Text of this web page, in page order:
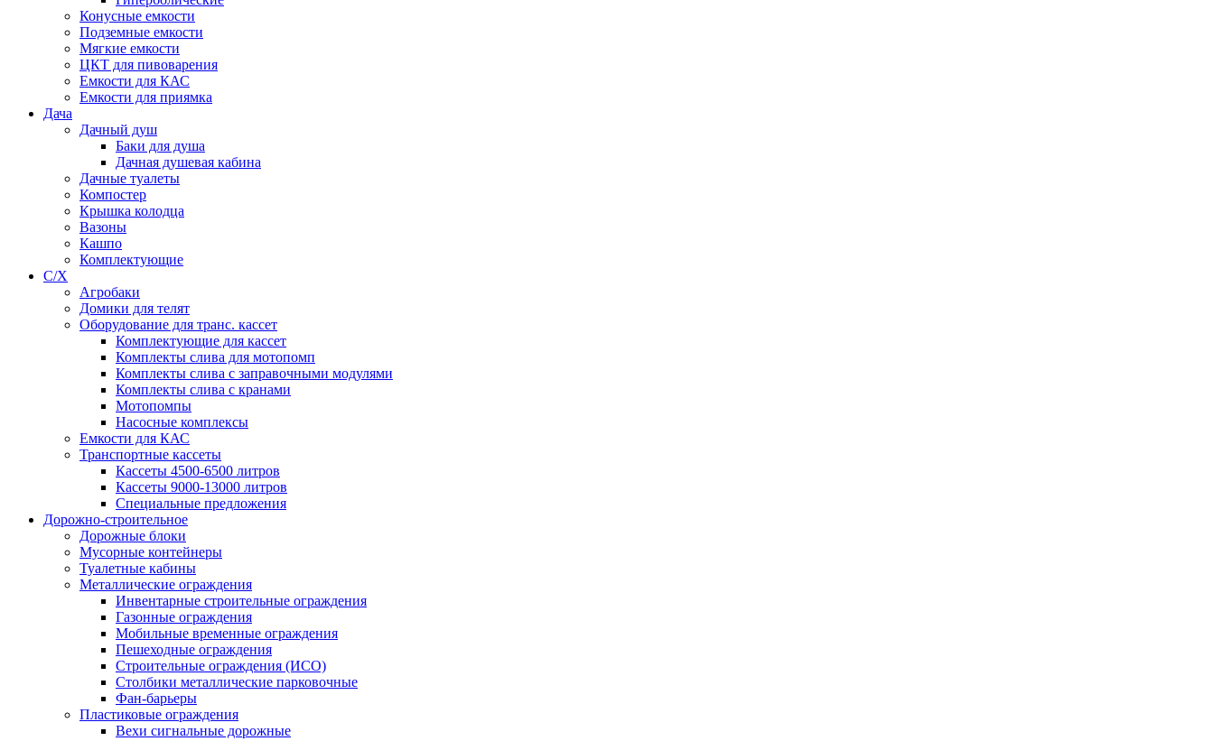
Конусные емкости
Подземные емкости
Мягкие емкости
ЦКТ для пивоварения
Емкости для КАС
Емкости для приямка
Дача
Дачный душ
Баки для душа
Дачная душевая кабина
Дачные туалеты
Компостер
Крышка колодца
Вазоны
Кашпо
Комплектующие
С/Х
Агробаки
Домики для телят
Оборудование для транс. кассет
Комплектующие для кассет
Комплекты слива для мотопомп
Комплекты слива с заправочными модулями
Комплекты слива с кранами
Мотопомпы
Насосные комплексы
Емкости для КАС
Транспортные кассеты
Кассеты 4500-6500 литров
Кассеты 9000-13000 литров
Специальные предложения
Дорожно-строительное
Дорожные блоки
Мусорные контейнеры
Туалетные кабины
Металлические ограждения
Инвентарные строительные ограждения
Газонные ограждения
Мобильные временные ограждения
Пешеходные ограждения
Строительные ограждения (ИСО)
Столбики металлические парковочные
Фан-барьеры
Пластиковые ограждения
Вехи сигнальные дорожные